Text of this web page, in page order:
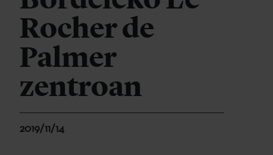
Rocher de
Palmer
zentroan
2019/11/14